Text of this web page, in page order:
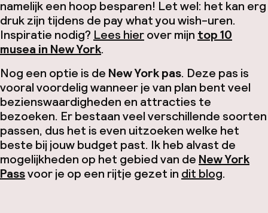
namelijk een hoop besparen! Let wel: het kan erg
druk zijn tijdens de pay what you wish-uren.
Inspiratie nodig? Lees hierover mijn top 10
musea in New York.
Nog een optie is de New York pas. Deze pas is
vooral voordelig wanneer je van plan bent veel
bezienswaardigheden en attracties te
bezoeken. Er bestaan veel verschillende soorten
passen, dus het is even uitzoeken welke het
beste bij jouw budget past. Ik heb alvast de
mogelijkheden op het gebied van de New York
Passvoor je op een rijtje gezet in dit blog.